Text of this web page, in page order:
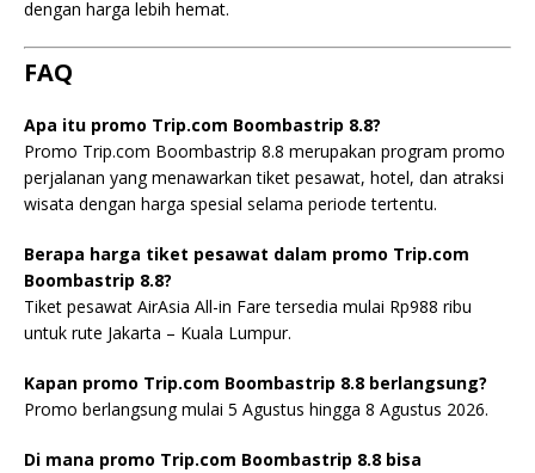
dengan harga lebih hemat.
FAQ
Apa itu promo Trip.com Boombastrip 8.8?
Promo Trip.com Boombastrip 8.8 merupakan program promo
perjalanan yang menawarkan tiket pesawat, hotel, dan atraksi
wisata dengan harga spesial selama periode tertentu.
Berapa harga tiket pesawat dalam promo Trip.com
Boombastrip 8.8?
Tiket pesawat AirAsia All-in Fare tersedia mulai Rp988 ribu
untuk rute Jakarta – Kuala Lumpur.
Kapan promo Trip.com Boombastrip 8.8 berlangsung?
Promo berlangsung mulai 5 Agustus hingga 8 Agustus 2026.
Di mana promo Trip.com Boombastrip 8.8 bisa